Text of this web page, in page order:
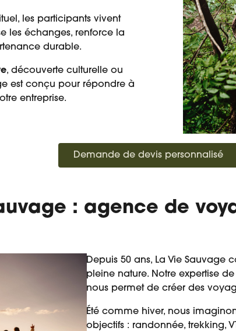
les participants vivent
les échanges, renforce la
durable.
, découverte culturelle ou
est conçu pour répondre à
entreprise.
Demande de devis personnalisé
: agence de
Depuis 50 ans, La Vie Sauvage
pleine nature. Notre expertise
nous permet de créer des
Été comme hiver, nous
objectifs : randonnée, trekking,